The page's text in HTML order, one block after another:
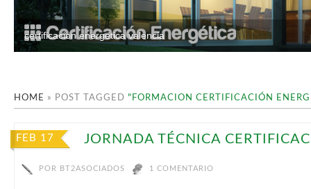
certificacion energetica valencia
HOME » POST TAGGED "FORMACION CERTIFICACIÓN
FEB 17 JORNADA TÉCNICA
POR BT2ASOCIADOS 1 COMENTARIO